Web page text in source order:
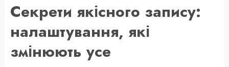
Секрети якісного запису:
налаштування, які
змінюють усе